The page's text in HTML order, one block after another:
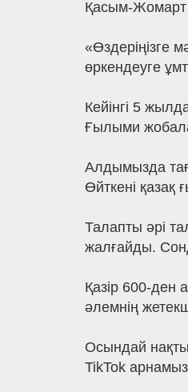
Қасым-Жомарт
«Өздеріңізге
өркендеуге
Кейінгі 5
Ғылыми
Алдымызда
Өйткені
Талапты әрі
жалғайды.
Қазір 600-ден
әлемнің
Осындай
TikTok